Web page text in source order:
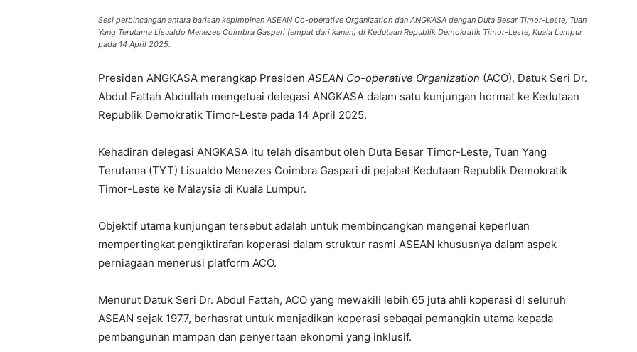
Sesi perbincangan antara barisan kepimpinan ASEAN Co-operative Organization dan ANGKASA dengan Duta Besar Timor-Leste, Tuan
Yang Terutama Lisualdo Menezes Coimbra Gaspari (empat dari kanan) di Kedutaan Republik Demokratik Timor-Leste, Kuala Lumpur
pada 14 April 2025.
Presiden ANGKASA merangkap Presiden ASEAN Co-operative Organization (ACO), Datuk Seri Dr.
Abdul Fattah Abdullah mengetuai delegasi ANGKASA dalam satu kunjungan hormat ke Kedutaan
Republik Demokratik Timor-Leste pada 14 April 2025.
Kehadiran delegasi ANGKASA itu telah disambut oleh Duta Besar Timor-Leste, Tuan Yang
Terutama (TYT) Lisualdo Menezes Coimbra Gaspari di pejabat Kedutaan Republik Demokratik
Timor-Leste ke Malaysia di Kuala Lumpur.
Objektif utama kunjungan tersebut adalah untuk membincangkan mengenai keperluan
mempertingkat pengiktirafan koperasi dalam struktur rasmi ASEAN khususnya dalam aspek
perniagaan menerusi platform ACO.
Menurut Datuk Seri Dr. Abdul Fattah, ACO yang mewakili lebih 65 juta ahli koperasi di seluruh
ASEAN sejak 1977, berhasrat untuk menjadikan koperasi sebagai pemangkin utama kepada
pembangunan mampan dan penyertaan ekonomi yang inklusif.